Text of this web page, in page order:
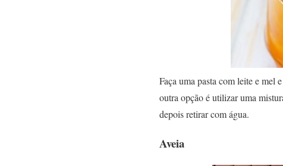
Faça uma pasta com leite e mel
outra opção é utilizar uma
depois retirar com água.
Aveia